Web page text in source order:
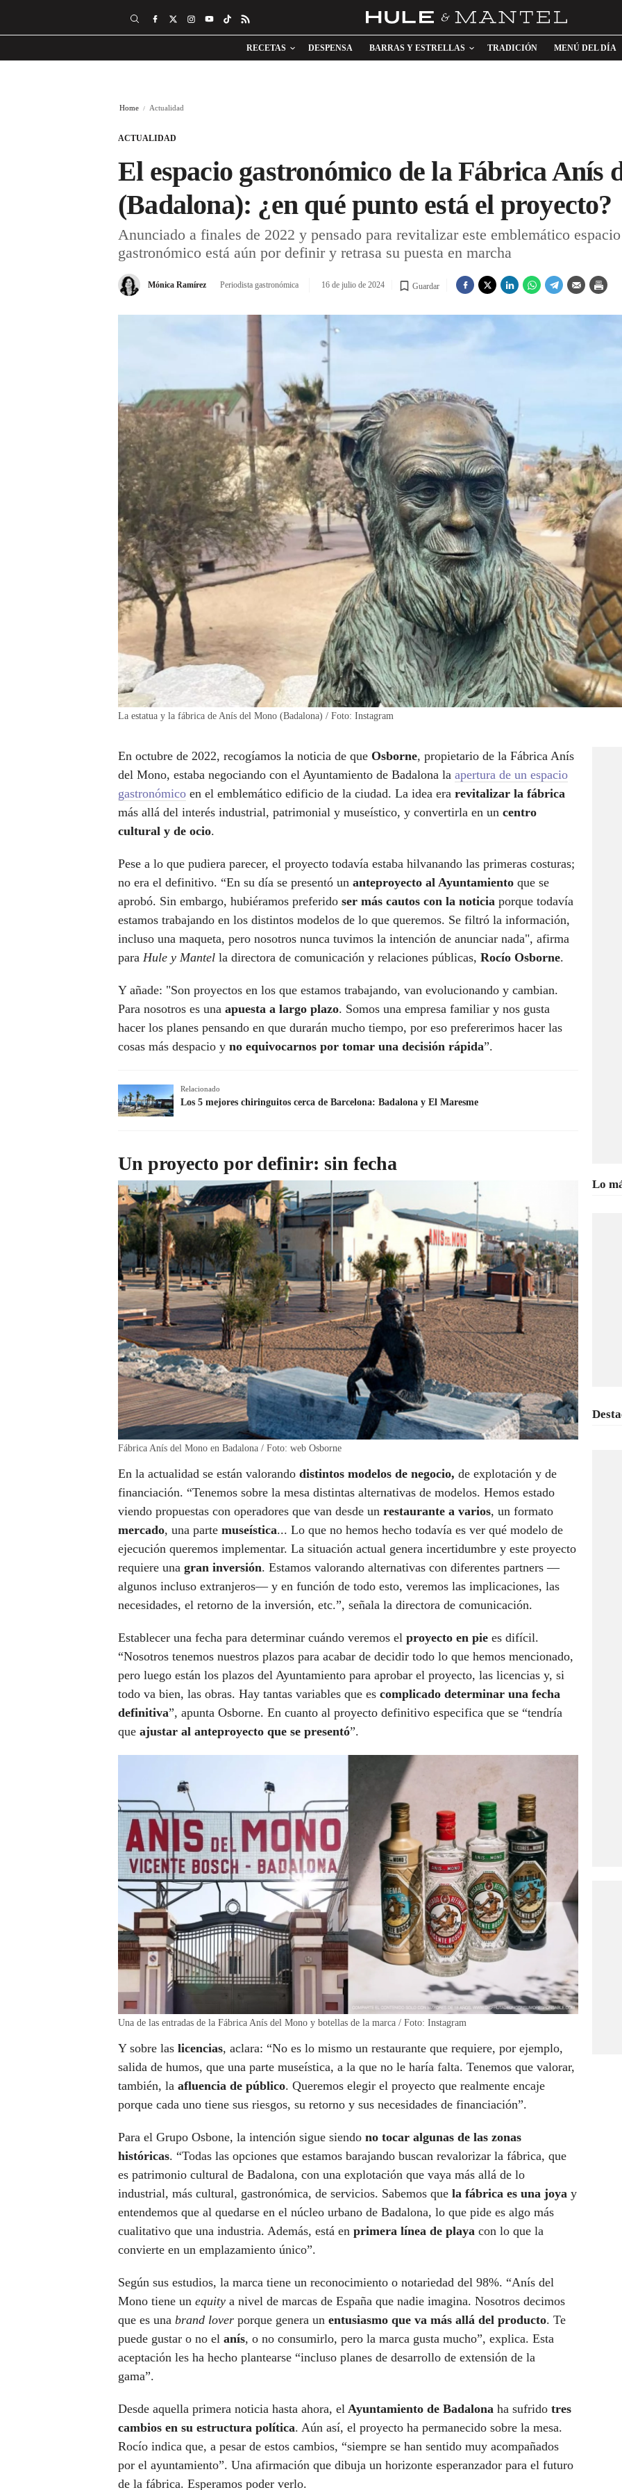
RECETAS DESPENSA BARRAS Y ESTRELLAS TRADICIÓN MENÚ DEL DÍA
Home Actualidad
ACTUALIDAD
El espacio gastronómico de la Fábrica Anís
(Badalona): ¿en qué punto está el proyecto?
Anunciado a finales de 2022 y pensado para revitalizar este emblemático
gastronómico está aún por definir y retrasa su puesta en marcha
Mónica Ramírez Periodista gastronómica 16 de julio de 2024 Guardar
La estatua y la fábrica de Anís del Mono (Badalona) / Foto: Instagram
En octubre de 2022, recogíamos la noticia de que Osborne, propietario de la Fábrica Anís
del Mono, estaba negociando con el Ayuntamiento de Badalona la apertura de un espacio
gastronómico en el emblemático edificio de la ciudad. La idea era revitalizar la fábrica
más allá del interés industrial, patrimonial y museístico, y convertirla en un centro
cultural y de ocio.
Pese a lo que pudiera parecer, el proyecto todavía estaba hilvanando las primeras costuras;
no era el definitivo. “En su día se presentó un anteproyecto al Ayuntamiento que se
aprobó. Sin embargo, hubiéramos preferido ser más cautos con la noticia porque todavía
estamos trabajando en los distintos modelos de lo que queremos. Se filtró la información,
incluso una maqueta, pero nosotros nunca tuvimos la intención de anunciar nada", afirma
para Hule y Mantel la directora de comunicación y relaciones públicas, Rocío Osborne.
Y añade: "Son proyectos en los que estamos trabajando, van evolucionando y cambian.
Para nosotros es una apuesta a largo plazo. Somos una empresa familiar y nos gusta
hacer los planes pensando en que durarán mucho tiempo, por eso prefererimos hacer las
cosas más despacio y no equivocarnos por tomar una decisión rápida”.
Relacionado
Los 5 mejores chiringuitos cerca de Barcelona: Badalona y El Maresme
Un proyecto por definir: sin fecha
Fábrica Anís del Mono en Badalona / Foto: web Osborne
En la actualidad se están valorando distintos modelos de negocio, de explotación y de
financiación. “Tenemos sobre la mesa distintas alternativas de modelos. Hemos estado
viendo propuestas con operadores que van desde un restaurante a varios, un formato
mercado, una parte museística... Lo que no hemos hecho todavía es ver qué modelo de
ejecución queremos implementar. La situación actual genera incertidumbre y este proyecto
requiere una gran inversión. Estamos valorando alternativas con diferentes partners —
algunos incluso extranjeros— y en función de todo esto, veremos las implicaciones, las
necesidades, el retorno de la inversión, etc.”, señala la directora de comunicación.
Establecer una fecha para determinar cuándo veremos el proyecto en pie es difícil.
“Nosotros tenemos nuestros plazos para acabar de decidir todo lo que hemos mencionado,
pero luego están los plazos del Ayuntamiento para aprobar el proyecto, las licencias y, si
todo va bien, las obras. Hay tantas variables que es complicado determinar una fecha
definitiva”, apunta Osborne. En cuanto al proyecto definitivo especifica que se “tendría
que ajustar al anteproyecto que se presentó”.
Una de las entradas de la Fábrica Anís del Mono y botellas de la marca / Foto: Instagram
Y sobre las licencias, aclara: “No es lo mismo un restaurante que requiere, por ejemplo,
salida de humos, que una parte museística, a la que no le haría falta. Tenemos que valorar,
también, la afluencia de público. Queremos elegir el proyecto que realmente encaje
porque cada uno tiene sus riesgos, su retorno y sus necesidades de financiación”.
Para el Grupo Osbone, la intención sigue siendo no tocar algunas de las zonas
históricas. “Todas las opciones que estamos barajando buscan revalorizar la fábrica, que
es patrimonio cultural de Badalona, con una explotación que vaya más allá de lo
industrial, más cultural, gastronómica, de servicios. Sabemos que la fábrica es una joya y
entendemos que al quedarse en el núcleo urbano de Badalona, lo que pide es algo más
cualitativo que una industria. Además, está en primera línea de playa con lo que la
convierte en un emplazamiento único”.
Según sus estudios, la marca tiene un reconocimiento o notariedad del 98%. “Anís del
Mono tiene un equity a nivel de marcas de España que nadie imagina. Nosotros decimos
que es una brand lover porque genera un entusiasmo que va más allá del producto. Te
puede gustar o no el anís, o no consumirlo, pero la marca gusta mucho”, explica. Esta
aceptación les ha hecho plantearse “incluso planes de desarrollo de extensión de la
gama”.
Desde aquella primera noticia hasta ahora, el Ayuntamiento de Badalona ha sufrido tres
cambios en su estructura política. Aún así, el proyecto ha permanecido sobre la mesa.
Rocío indica que, a pesar de estos cambios, “siempre se han sentido muy acompañados
por el ayuntamiento”. Una afirmación que dibuja un horizonte esperanzador para el futuro
de la fábrica. Esperamos poder verlo.
Lo